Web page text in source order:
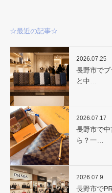
☆最近の記事☆
2026.07.25
長野市で
と中…
2026.07.17
長野市で
ら？一…
2026.07.9
長野市で